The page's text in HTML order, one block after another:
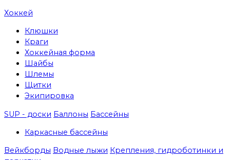
Хоккей
Клюшки
Краги
Хоккейная форма
Шайбы
Шлемы
Щитки
Экипировка
SUP - доски Баллоны Бассейны
Каркасные бассейны
Вейкборды Водные лыжи Крепления, гидроботинки и